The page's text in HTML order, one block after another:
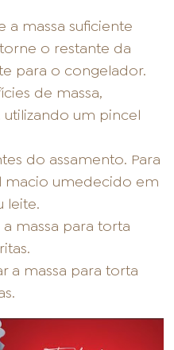
a massa suficiente
o restante da
para o congelador.
de massa,
um pincel
do assamento. Para
macio umedecido em
leite.
massa para torta
a massa para torta